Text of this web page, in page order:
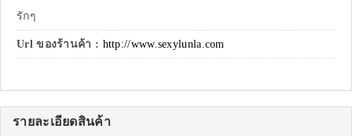
รักๆ
Url ของร้านค้า : http://www.sexylunla.com
รายละเอียดสินค้า